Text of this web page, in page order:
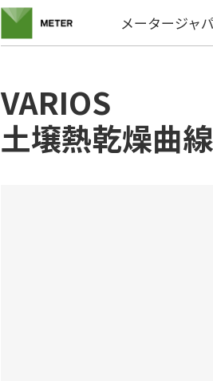
メータージャ
VARIOS
土壌熱乾燥曲